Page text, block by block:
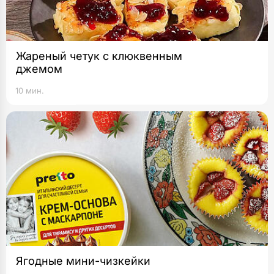
Жареный четук с клюквенным
джемом
10 мин.
Ягодные мини-чизкейки